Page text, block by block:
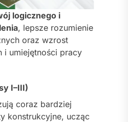
logicznego i
, lepsze rozumienie
oraz wzrost
i umiejętności pracy
I–III)
coraz bardziej
konstrukcyjne, ucząc